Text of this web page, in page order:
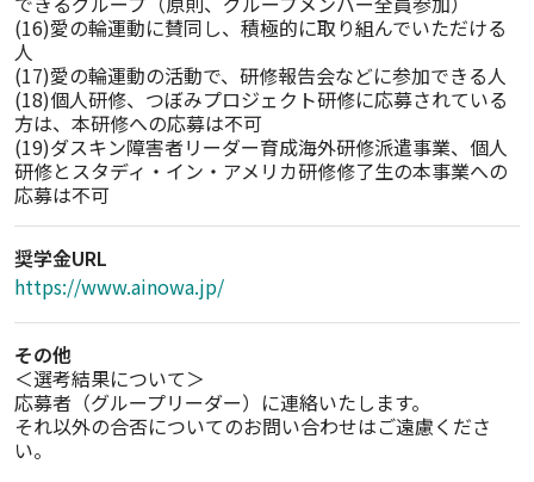
(16)愛の輪運動に賛同し、積極的に取り組んでいただける
人
(17)愛の輪運動の活動で、研修報告会などに参加できる人
(18)個人研修、つぼみプロジェクト研修に応募されている
方は、本研修への応募は不可
(19)ダスキン障害者リーダー育成海外研修派遣事業、個人
研修とスタディ・イン・アメリカ研修修了生の本事業への
応募は不可
奨学金URL
https://www.ainowa.jp/
その他
＜選考結果について＞
応募者（グループリーダー）に連絡いたします。
それ以外の合否についてのお問い合わせはご遠慮くださ
い。